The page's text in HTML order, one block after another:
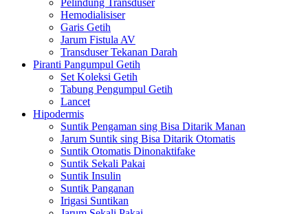
Hemodialisiser
Garis Getih
Jarum Fistula AV
Transduser Tekanan Darah
Piranti Pangumpul Getih
Set Koleksi Getih
Tabung Pengumpul Getih
Lancet
Hipodermis
Suntik Pengaman sing Bisa Ditarik Manan
Jarum Suntik sing Bisa Ditarik Otomatis
Suntik Otomatis Dinonaktifake
Suntik Sekali Pakai
Suntik Insulin
Suntik Panganan
Irigasi Suntikan